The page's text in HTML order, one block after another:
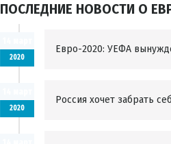
ПОСЛЕДНИЕ НОВОСТИ О
2020
Евро-2020: УЕФА
2020
Россия хочет забрать